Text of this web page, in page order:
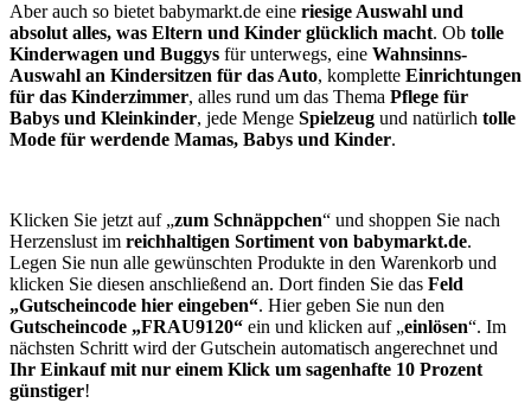
Aber auch so bietet babymarkt.de eine riesige Auswahl und
absolut alles, was Eltern und Kinder glücklich macht. Ob tolle
Kinderwagen und Buggys für unterwegs, eine Wahnsinns-
Auswahl an Kindersitzen für das Auto, komplette Einrichtungen
für das Kinderzimmer, alles rund um das Thema Pflege für
Babys und Kleinkinder, jede Menge Spielzeug und natürlich tolle
Mode für werdende Mamas, Babys und Kinder.
Klicken Sie jetzt auf „zum Schnäppchen“ und shoppen Sie nach
Herzenslust im reichhaltigen Sortiment von babymarkt.de.
Legen Sie nun alle gewünschten Produkte in den Warenkorb und
klicken Sie diesen anschließend an. Dort finden Sie das Feld
„Gutscheincode hier eingeben“. Hier geben Sie nun den
Gutscheincode „FRAU9120“ ein und klicken auf „einlösen“. Im
nächsten Schritt wird der Gutschein automatisch angerechnet und
Ihr Einkauf mit nur einem Klick um sagenhafte 10 Prozent
günstiger!